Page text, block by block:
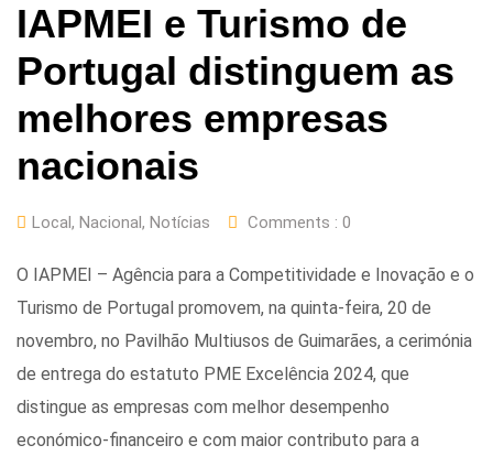
IAPMEI e Turismo de
Portugal distinguem as
melhores empresas
nacionais
Local, Nacional, Notícias Comments : 0
O IAPMEI – Agência para a Competitividade e Inovação e o
Turismo de Portugal promovem, na quinta-feira, 20 de
novembro, no Pavilhão Multiusos de Guimarães, a cerimónia
de entrega do estatuto PME Excelência 2024, que
distingue as empresas com melhor desempenho
económico-financeiro e com maior contributo para a